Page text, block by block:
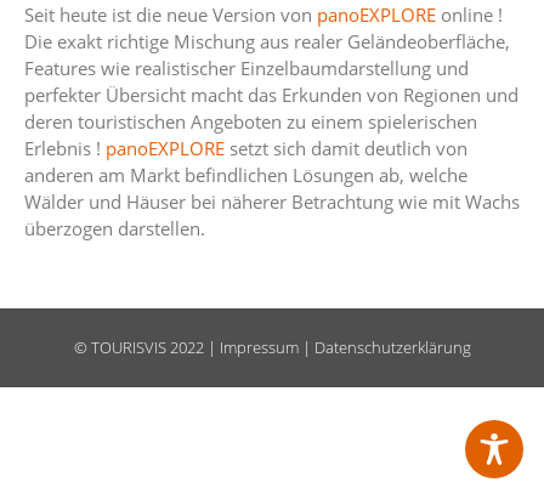
Seit heute ist die neue Version von panoEXPLORE online !
Die exakt richtige Mischung aus realer Geländeoberfläche,
Features wie realistischer Einzelbaumdarstellung und
perfekter Übersicht macht das Erkunden von Regionen und
deren touristischen Angeboten zu einem spielerischen
Erlebnis ! panoEXPLORE setzt sich damit deutlich von
anderen am Markt befindlichen Lösungen ab, welche
Wälder und Häuser bei näherer Betrachtung wie mit Wachs
überzogen darstellen.
©TOURISVIS2022 | Impressum| Datenschutzerklärung